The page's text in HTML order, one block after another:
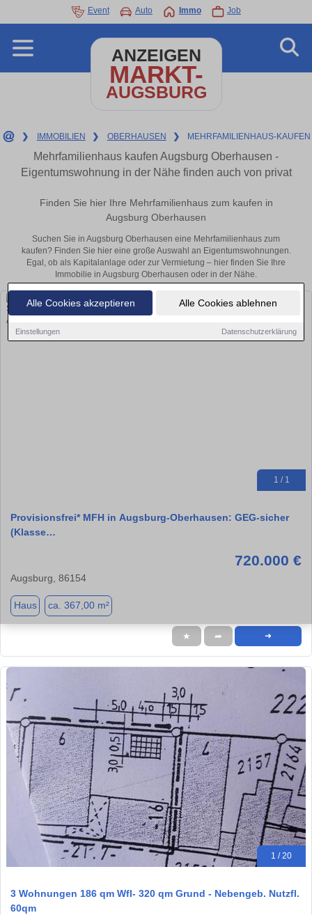
Alle Cookies akzeptieren Alle Cookies ablehnen
Einstellungen Datenschutzerklärung
Event Auto Immo Job
ANZEIGEN
MARKT-
AUGSBURG
❯ IMMOBILIEN ❯ OBERHAUSEN ❯ MEHRFAMILIENHAUS-KAUFEN
Mehrfamilienhaus kaufen Augsburg Oberhausen -
Eigentumswohnung in der Nähe finden auch von privat
Finden Sie hier Ihre Mehrfamilienhaus zum kaufen in
Augsburg Oberhausen
Suchen Sie in Augsburg Oberhausen eine Mehrfamilienhaus zum
kaufen? Finden Sie hier eine große Auswahl an Eigentumswohnungen.
Egal, ob als Kapitalanlage oder zur Vermietung – hier finden Sie Ihre
Immobilie in Augsburg Oberhausen oder in der Nähe.
1 / 1
Provisionsfrei* MFH in Augsburg-Oberhausen: GEG-sicher
(Klasse…
720.000 €
Augsburg, 86154
Haus ca. 367,00 m²
★ ➦ ➜
1 / 20
3 Wohnungen 186 qm Wfl- 320 qm Grund - Nebengeb. Nutzfl.
60qm